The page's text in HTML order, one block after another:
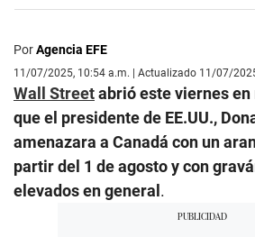
PorAgencia EFE
11/07/2025, 10:54 a.m. | Actualizado 11/07/
Wall Streetabrió este viernes
que el presidente de EE.UU.,
amenazara a Canadá con un
partir del 1 de agosto y con
elevados en general.